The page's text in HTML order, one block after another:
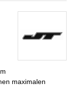
maximalen